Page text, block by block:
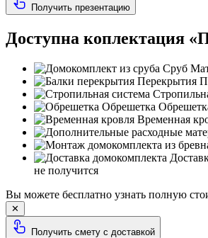
Получить презентацию
Доступна коплектация
Сруб
Перекрытия
Обрешетка
Временная
не получится
Вы можете бесплатно узнать полную
✕
Получить смету с доставкой